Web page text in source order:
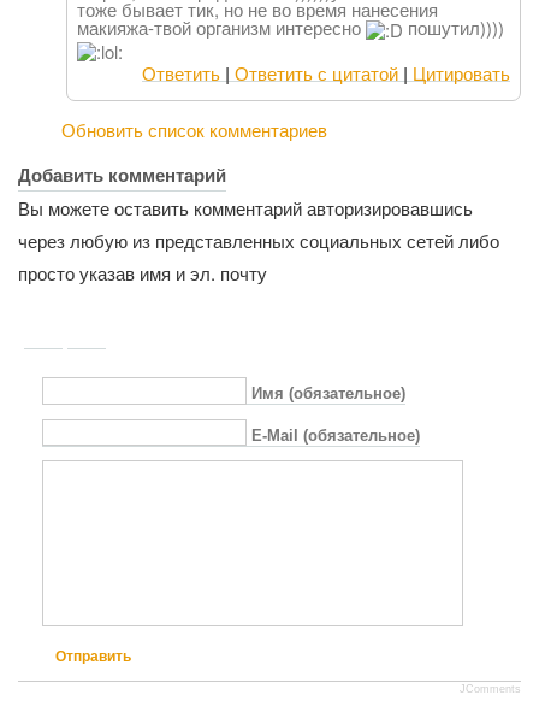
тоже бывает тик, но не во время нанесения
макияжа-твой организм интересно
пошутил))))
Ответить | Ответить с цитатой | Цитировать
Обновить список комментариев
Добавить комментарий
Вы можете оставить комментарий авторизировавшись
через любую из представленных социальных сетей либо
просто указав имя и эл. почту
Имя (обязательное)
E-Mail (обязательное)
Отправить
JComments